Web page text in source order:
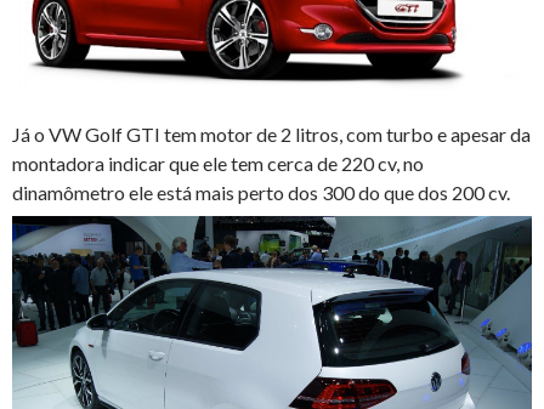
Já o VW Golf GTI tem motor de 2 litros, com turbo e apesar da
montadora indicar que ele tem cerca de 220 cv, no
dinamômetro ele está mais perto dos 300 do que dos 200 cv.